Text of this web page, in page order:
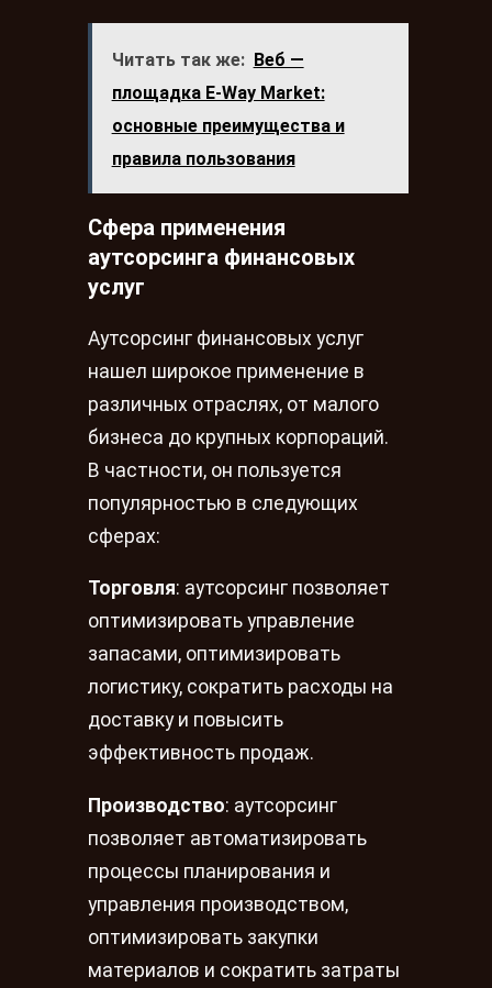
Читать так же: Веб —
площадка E-Way Market:
основные преимущества и
правила пользования
Сфера применения
аутсорсинга финансовых
услуг
Аутсорсинг финансовых услуг
нашел широкое применение в
различных отраслях, от малого
бизнеса до крупных корпораций.
В частности, он пользуется
популярностью в следующих
сферах:
Торговля: аутсорсинг позволяет
оптимизировать управление
запасами, оптимизировать
логистику, сократить расходы на
доставку и повысить
эффективность продаж.
Производство: аутсорсинг
позволяет автоматизировать
процессы планирования и
управления производством,
оптимизировать закупки
материалов и сократить затраты